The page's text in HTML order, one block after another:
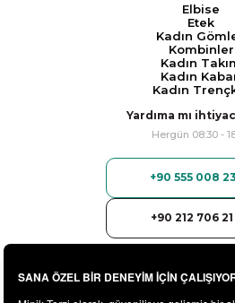
Elbise
Etek
Kadın
Kombinler
Kadın
Kadın
Kadın
Yardıma mı
Hergün 08:30 -
+90 555 008
+90 212 706